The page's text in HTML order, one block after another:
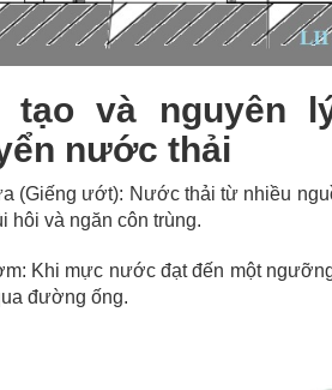
tạo và nguyên
nước thải
(Giếng ướt): Nước thải từ nhiều
hôi và ngăn côn trùng.
Khi mực nước đạt đến một
đường ống.